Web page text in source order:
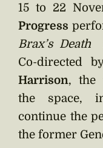
15 to 22
Progress
Brax’s Death
Co-directed
Harrison, the
the space,
continue the
the former